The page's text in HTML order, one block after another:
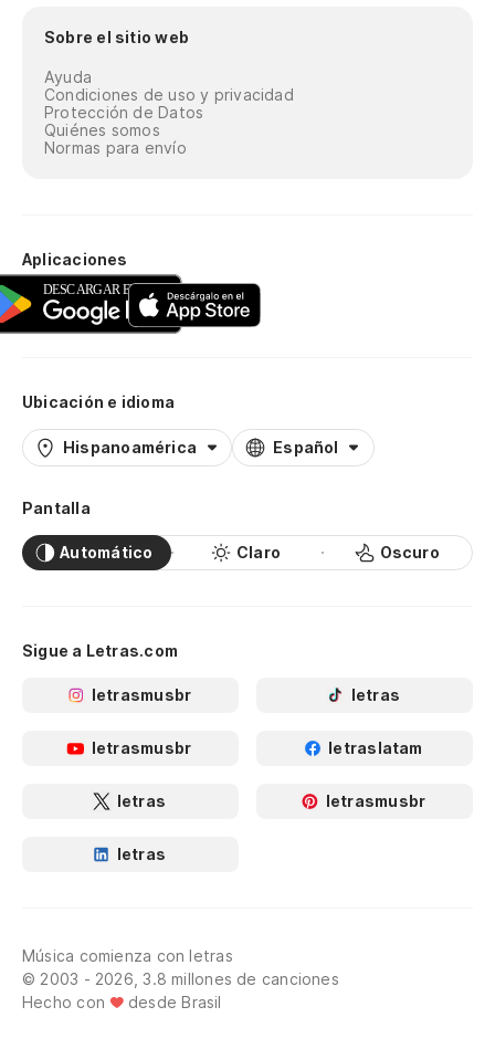
Sobre el sitio web
Ayuda
Condiciones de uso y privacidad
Protección de Datos
Quiénes somos
Normas para envío
Aplicaciones
Ubicación e idioma
Hispanoamérica Español
Pantalla
Automático Claro Oscuro
Sigue a Letras.com
letrasmusbr letras
letrasmusbr letraslatam
letras letrasmusbr
letras
Música comienza con letras
© 2003 - 2026, 3.8 millones de canciones
Hecho con
desde Brasil